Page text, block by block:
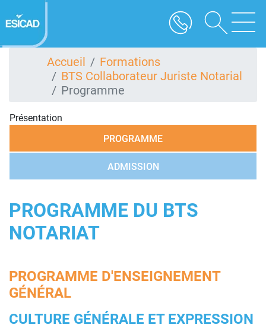
au
contenu
Accueil
Formations
BTS Collaborateur Juriste Notarial
Programme
Présentation
PROGRAMME
ADMISSION
PROGRAMME DU BTS
NOTARIAT
PROGRAMME D'ENSEIGNEMENT
GÉNÉRAL
CULTURE GÉNÉRALE ET EXPRESSION